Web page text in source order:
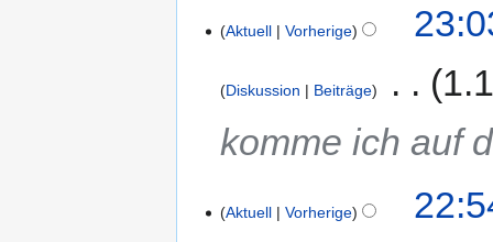
Aktuell Vorherige
Diskussion Beiträge
komme ich auf
Aktuell Vorherige